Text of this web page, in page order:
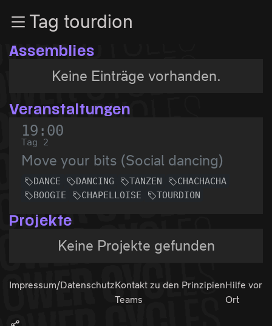
Zum InhaltTag tourdion
Assemblies
Keine Einträge vorhanden.
Veranstaltungen
19:00
Tag 2
Move your bits (Social dancing)
DANCE DANCING TANZEN
CHACHACHA
BOOGIE
CHAPELLOISE TOURDION
Projekte
Keine Projekte gefunden
Impressum/DatenschutzKontakt zu den
Teams
PrinzipienHilfe vor
Ort